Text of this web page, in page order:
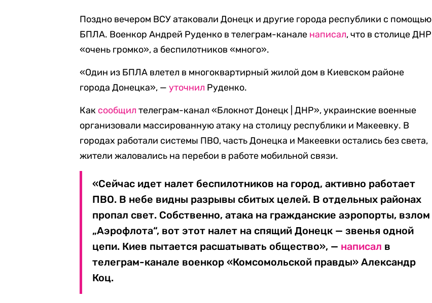
Поздно вечером ВСУ атаковали Донецк и другие города республики с помощью
БПЛА. Военкор Андрей Руденко в телеграм-канале написал, что в столице ДНР
«очень громко», а беспилотников «много».
«Один из БПЛА влетел в многоквартирный жилой дом в Киевском районе
города Донецка», —уточнил Руденко.
Как сообщил телеграм-канал «Блокнот Донецк | ДНР», украинские военные
организовали массированную атаку на столицу республики и Макеевку. В
городах работали системы ПВО, часть Донецка и Макеевки остались без света,
жители жаловались на перебои в работе мобильной связи.
«Сейчас идет налет беспилотников на город, активно работает
ПВО. В небе видны разрывы сбитых целей. В отдельных районах
пропал свет. Собственно, атака на гражданские аэропорты, взлом
„Аэрофлота“, вот этот налет на спящий Донецк — звенья одной
цепи. Киев пытается расшатывать общество», — написал в
телеграм-канале военкор «Комсомольской правды» Александр
Коц.